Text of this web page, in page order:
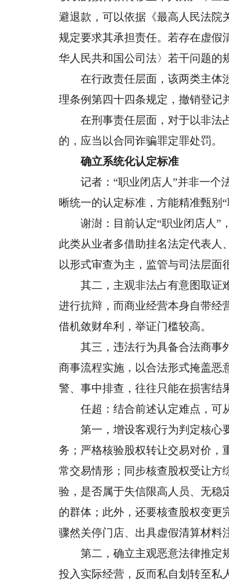
避退款，可以依据《最高人民法院
规定要求其承担责任。若存在虚假
华人民共和国公司法〉若干问题的
在行政责任层面，该两类主体涉
理条例第四十四条规定，撤销登记
在刑事责任层面，对于以非法占
的，应当以合同诈骗罪定罪处罚。
确立系统化认定标准
记者：“职业闭店人”并非一个
晰统一的认定标准，方能精准甄别
谢澍：目前认定“职业闭店人”，
此类从业者多借助挂名法定代表人
以形式审查为主，监管与司法层面
其二，主观非法占有意图取证难
进行抗辩，而商业经营本身自带经
借机敛财牟利，举证门槛较高。
其三，违法行为具备合法商事外
商事流程实施，以合法形式掩盖恶
警、事中排查，往往只能在损害结
任超：结合前述认定难点，可从
第一，增设客观行为判定核心要
务；严格核验股权转让交易对价，
常交易情形；同步核查股权受让方
验，是否属于失信限高人员、无稳
的群体；此外，还要核查股权变更
骤然关停门店、出具虚假清算材料
第二，确立主观恶意法律推定规
投入实际经营，反而私自划转至私